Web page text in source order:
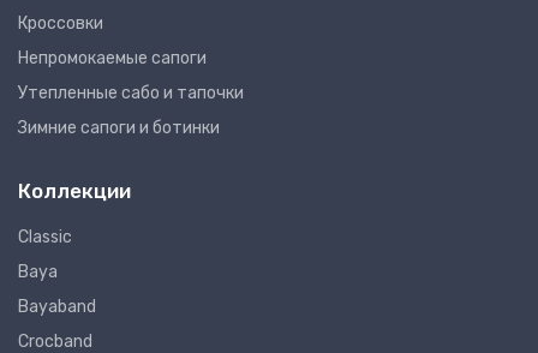
Кроссовки
Непромокаемые сапоги
Утепленные сабо и тапочки
Зимние сапоги и ботинки
Коллекции
Classic
Baya
Bayaband
Crocband